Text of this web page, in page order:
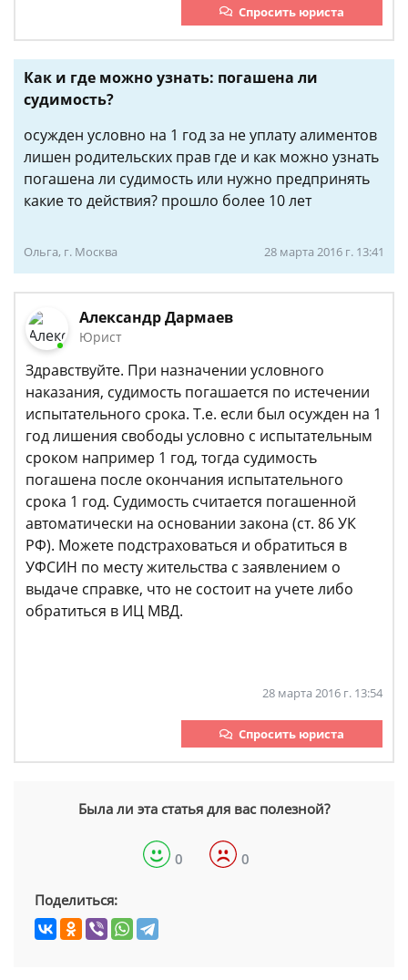
Спросить юриста
Как и где можно узнать: погашена ли
судимость?
осужден условно на 1 год за не уплату алиментов
лишен родительских прав где и как можно узнать
погашена ли судимость или нужно предпринять
какие то действия? прошло более 10 лет
Ольга, г. Москва 28 марта 2016 г. 13:41
Александр Дармаев
Юрист
Здравствуйте. При назначении условного
наказания, судимость погашается по истечении
испытательного срока. Т.е. если был осужден на 1
год лишения свободы условно с испытательным
сроком например 1 год, тогда судимость
погашена после окончания испытательного
срока 1 год. Судимость считается погашенной
автоматически на основании закона (ст. 86 УК
РФ). Можете подстраховаться и обратиться в
УФСИН по месту жительства с заявлением о
выдаче справке, что не состоит на учете либо
обратиться в ИЦ МВД.
28 марта 2016 г. 13:54
Спросить юриста
Была ли эта статья для вас полезной?
0 0
Поделиться: